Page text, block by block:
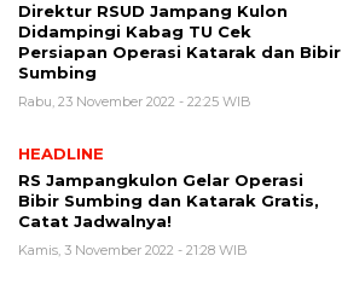
Direktur RSUD Jampang Kulon
Didampingi Kabag TU Cek
Persiapan Operasi Katarak dan Bibir
Sumbing
Rabu, 23 November 2022 - 22:25 WIB
HEADLINE
RS Jampangkulon Gelar Operasi
Bibir Sumbing dan Katarak Gratis,
Catat Jadwalnya!
Kamis, 3 November 2022 - 21:28 WIB